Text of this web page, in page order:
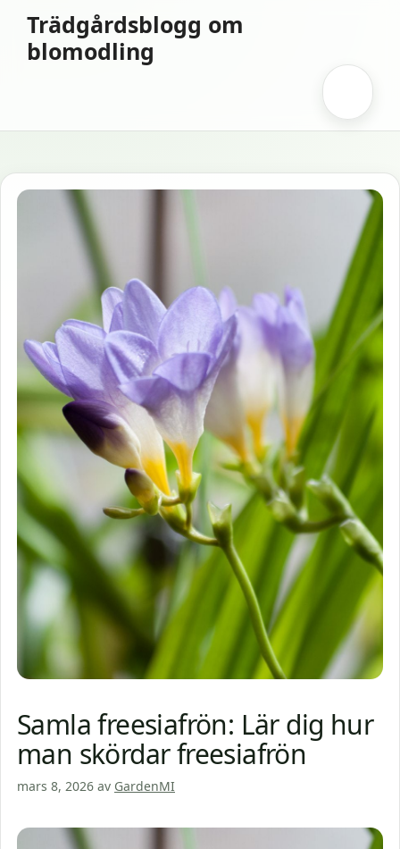
innehåll
Trädgårdsblogg om
blomodling
Samla freesiafrön: Lär dig hur
man skördar freesiafrön
mars 8, 2026 av GardenMI